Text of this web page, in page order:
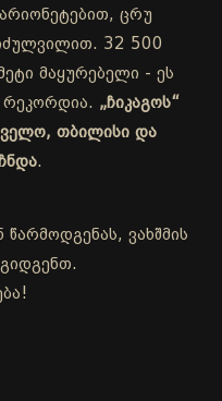
ცრუ
32 500
მაყურებელი - ეს
„ჩიკაგოს“
თბილისი და
.
წარმოდგენას, ვახშმის